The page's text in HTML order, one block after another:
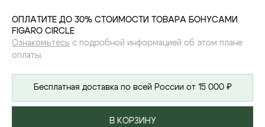
ОПЛАТИТЕ ДО 30% СТОИМОСТИ ТОВАРА БОНУСАМИ
FIGARO CIRCLE
Ознакомьтесь с подробной информацией об этом плане
оплаты.
Бесплатная доставка по всей России от 15 000 ₽
В КОРЗИНУ